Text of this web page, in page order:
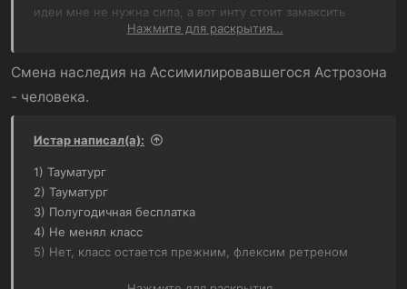
идеи мне не нужна сила, а вот инту стоит замаксить
ради автоматического огня
посмотреть в вашей анкете) нет
5) Способности за которые требуется полный возврат
Нажмите для раскрытия...
Смена наследия на Ассимилировавшегося Астрозона
- человека.
Истар написал(а):
1) Тауматург
2) Тауматург
3) Полугодичная бесплатка
4) Не менял класс
5) Нет, класс остается прежним, флексим ретреном